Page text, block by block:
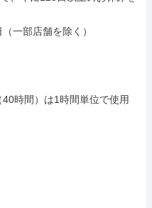
一部店舗を除く）
時間）は1時間単位で使用